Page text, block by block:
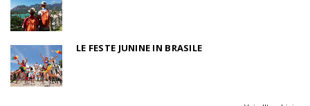
LE FESTE JUNINE IN BRASILE